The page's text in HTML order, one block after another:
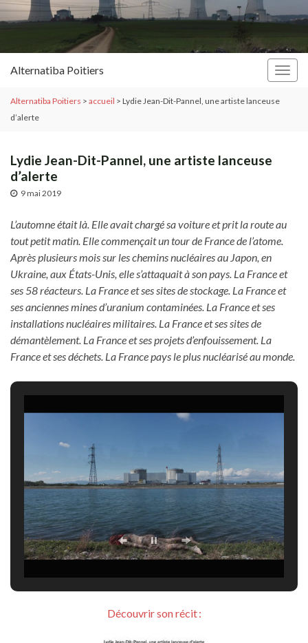
Alternatiba Poitiers
Alternatiba Poitiers > accueil > Lydie Jean-Dit-Pannel, une artiste lanceuse
d’alerte
Lydie Jean-Dit-Pannel, une artiste lanceuse
d’alerte
9 mai 2019
L’automne était là. Elle avait chargé sa voiture et prit la route au
tout petit matin. Elle commençait un tour de France de l’atome.
Après plusieurs mois sur les chemins nucléaires au Japon, en
Ukraine, aux États-Unis, elle s’attaquait à son pays. La France et
ses 58 réacteurs. La France et ses sites de stockage. La France et
ses anciennes mines d’uranium contaminées. La France et ses
installations nucléaires militaires. La France et ses sites de
démantèlement. La France et ses projets d’enfouissement. La
France et ses déchets. La France pays le plus nucléarisé au monde.
Découvrir son récit :